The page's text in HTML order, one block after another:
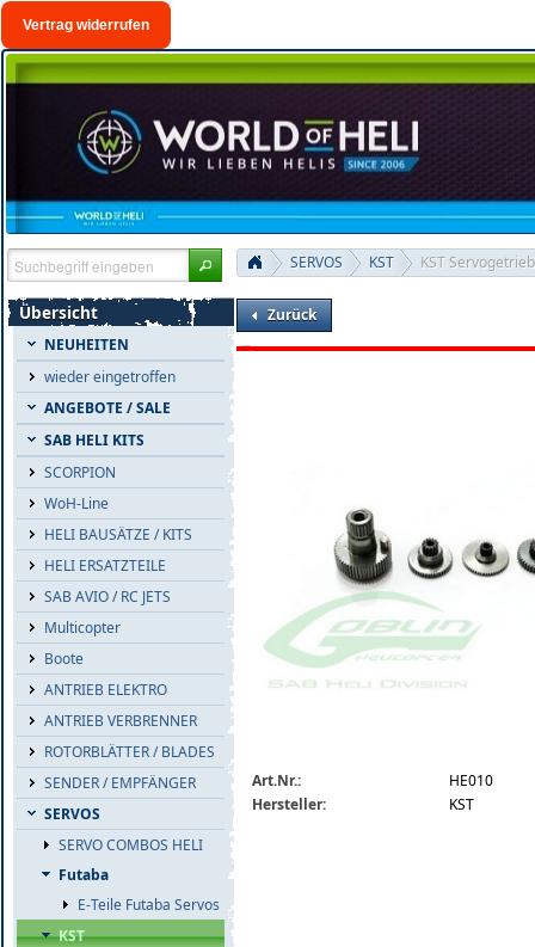
Vertrag widerrufen
Übersicht
NEUHEITEN
wieder eingetroffen
ANGEBOTE / SALE
SAB HELI KITS
SCORPION
WoH-Line
HELI BAUSÄTZE / KITS
HELI ERSATZTEILE
SAB AVIO / RC JETS
Multicopter
Boote
ANTRIEB ELEKTRO
ANTRIEB VERBRENNER
ROTORBLÄTTER / BLADES
SENDER / EMPFÄNGER
SERVOS
SERVO COMBOS HELI
Futaba
E-Teile Futaba Servos
KST
SERVOS KST KST
Zurück
Art.Nr.:
HE010
Hersteller:
KST